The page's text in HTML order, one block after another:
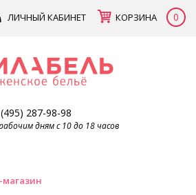
ЛИЧНЫЙ КАБИНЕТ КОРЗИНА 0
287-98-98
дням с 10 до 18 часов